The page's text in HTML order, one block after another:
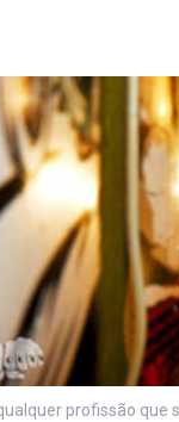
profissão que